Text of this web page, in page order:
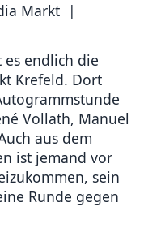
Markt |
es endlich die
Krefeld. Dort
Vollath, Manuel
aus dem
ist jemand vor
sein
Runde gegen